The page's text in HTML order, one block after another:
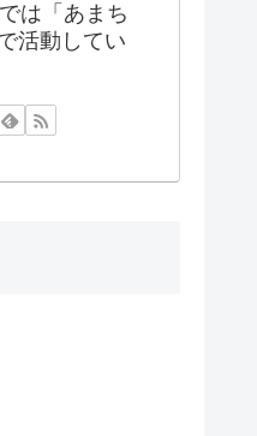
は「あまち
活動してい